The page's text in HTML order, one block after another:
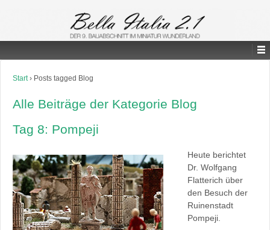
Start › Posts tagged Blog
Alle Beiträge der Kategorie Blog
Tag 8: Pompeji
Heute berichtet
Dr. Wolfgang
Flatterich über
den Besuch der
Ruinenstadt
Pompeji.